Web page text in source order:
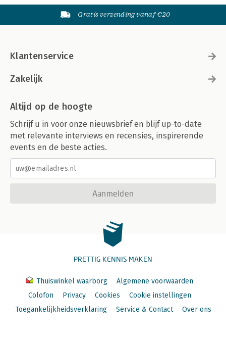
Gratis verzending vanaf €20
Klantenservice
Zakelijk
Altijd op de hoogte
Schrijf u in voor onze nieuwsbrief en blijf up-to-date
met relevante interviews en recensies, inspirerende
events en de beste acties.
Aanmelden
PRETTIG KENNIS MAKEN
Thuiswinkel waarborg
Algemene voorwaarden
Colofon
Privacy Cookies
Cookie instellingen
Toegankelijkheidsverklaring
Service & Contact Over ons